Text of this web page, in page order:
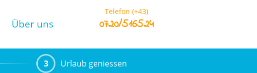
Telefon (+43)
0720/516524
Über uns
3 Urlaub geniessen